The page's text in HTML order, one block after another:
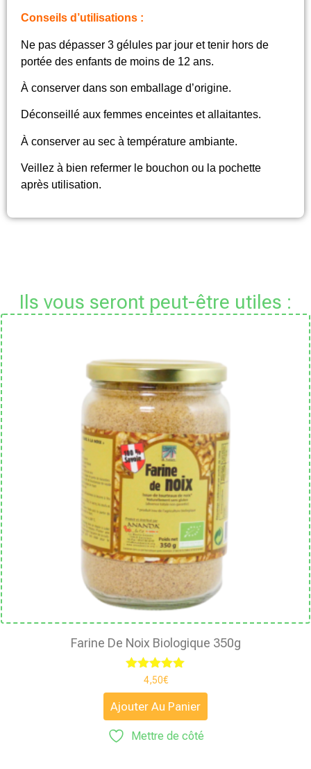
Conseils d’utilisations :
Ne pas dépasser 3 gélules par jour et tenir hors de
portée des enfants de moins de 12 ans.
À conserver dans son emballage d’origine.
Déconseillé aux femmes enceintes et allaitantes.
À conserver au sec à température ambiante.
Veillez à bien refermer le bouchon ou la pochette
après utilisation.
Ils vous seront peut-être utiles :
Farine De Noix Biologique 350g
Note
sur 5
4,50€
Ajouter Au Panier
Mettre de côté